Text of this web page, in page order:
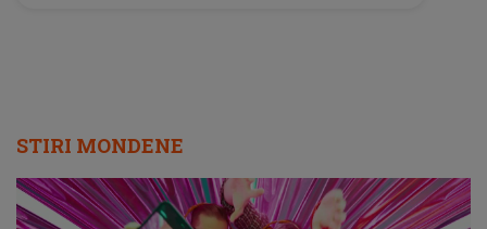
STIRI MONDENE